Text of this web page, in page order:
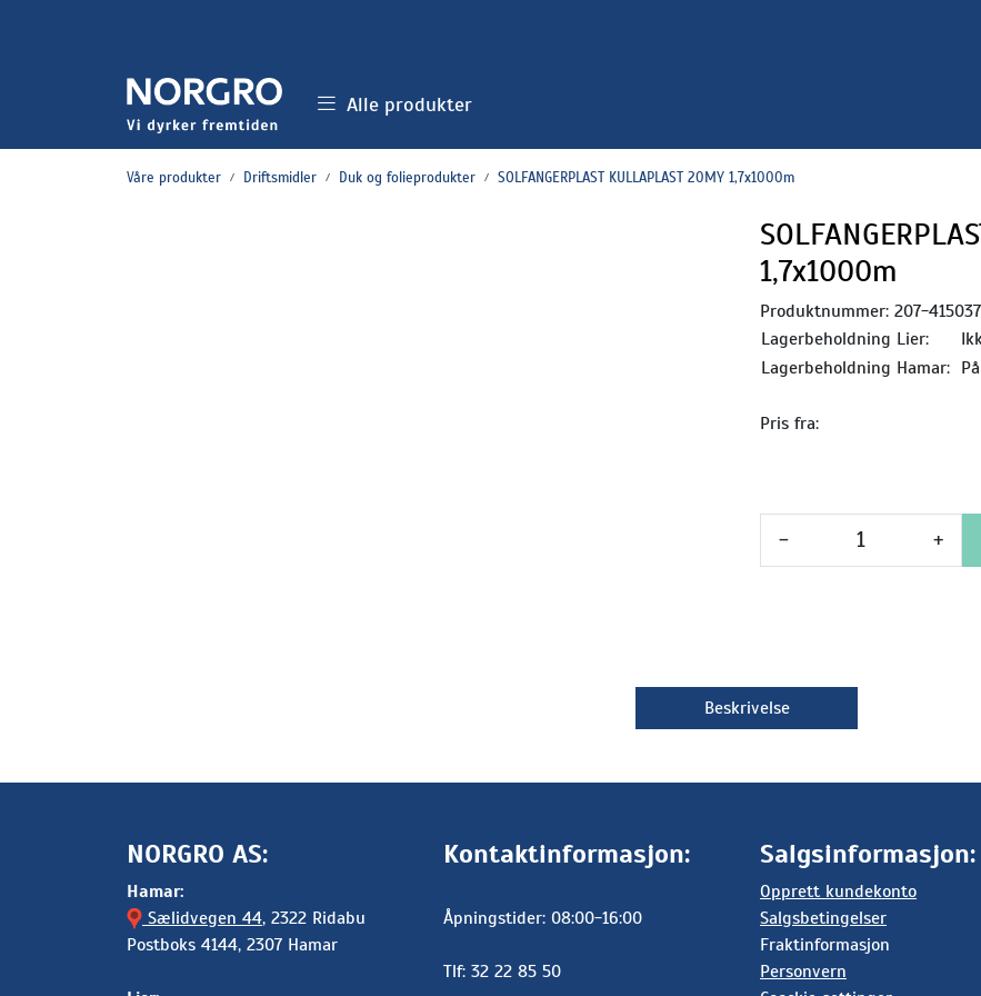
Alle produkter
Våre produkter Driftsmidler Duk og folieprodukter SOLFANGERPLAST KULLAPLAST 20MY 1,7x1000m
1,7x1000m
Produktnummer: 207-415037
Lagerbeholdning Lier:
Lagerbeholdning Hamar:
Pris fra:
- +
Beskrivelse
NORGRO AS:
Hamar:
Sælidvegen 44, 2322 Ridabu
Postboks 4144, 2307 Hamar
Kontaktinformasjon:
Åpningstider: 08:00-16:00
Tlf: 32 22 85 50
Salgsinformasjon:
Opprett kundekonto
Salgsbetingelser
Fraktinformasjon
Personvern